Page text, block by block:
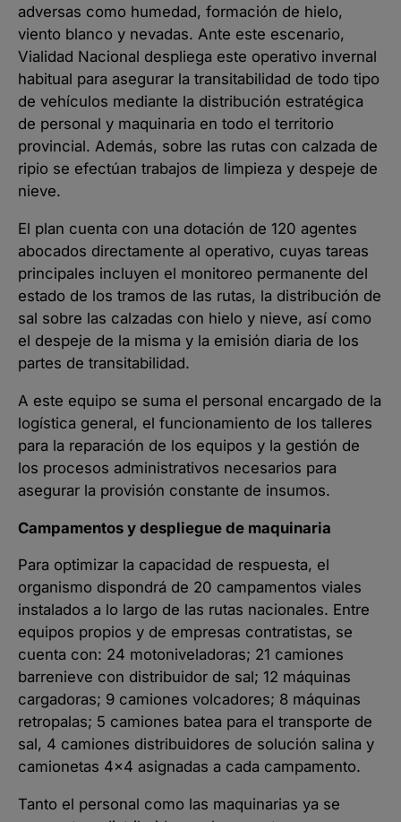
adversas como humedad, formación de hielo,
viento blanco y nevadas. Ante este escenario,
Vialidad Nacional despliega este operativo invernal
habitual para asegurar la transitabilidad de todo tipo
de vehículos mediante la distribución estratégica
de personal y maquinaria en todo el territorio
provincial. Además, sobre las rutas con calzada de
ripio se efectúan trabajos de limpieza y despeje de
nieve.
El plan cuenta con una dotación de 120 agentes
abocados directamente al operativo, cuyas tareas
principales incluyen el monitoreo permanente del
estado de los tramos de las rutas, la distribución de
sal sobre las calzadas con hielo y nieve, así como
el despeje de la misma y la emisión diaria de los
partes de transitabilidad.
A este equipo se suma el personal encargado de la
logística general, el funcionamiento de los talleres
para la reparación de los equipos y la gestión de
los procesos administrativos necesarios para
asegurar la provisión constante de insumos.
Campamentos y despliegue de maquinaria
Para optimizar la capacidad de respuesta, el
organismo dispondrá de 20 campamentos viales
instalados a lo largo de las rutas nacionales. Entre
equipos propios y de empresas contratistas, se
cuenta con: 24 motoniveladoras; 21 camiones
barrenieve con distribuidor de sal; 12 máquinas
cargadoras; 9 camiones volcadores; 8 máquinas
retropalas; 5 camiones batea para el transporte de
sal, 4 camiones distribuidores de solución salina y
camionetas 4×4 asignadas a cada campamento.
Tanto el personal como las maquinarias ya se